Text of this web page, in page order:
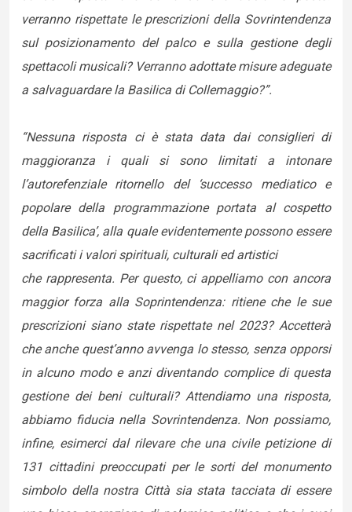
verranno rispettate le prescrizioni della Sovrintendenza
sul posizionamento del palco e sulla gestione degli
spettacoli musicali? Verranno adottate misure adeguate
a salvaguardare la Basilica di Collemaggio?”.
“Nessuna risposta ci è stata data dai consiglieri di
maggioranza i quali si sono limitati a intonare
l’autorefenziale ritornello del
‘successo mediatico e
popolare della programmazione portata al cospetto
della Basilica’, alla quale evidentemente possono essere
sacrificati i valori spirituali, culturali ed artistici
che rappresenta. Per questo, ci appelliamo con ancora
maggior forza alla Soprintendenza: ritiene che le sue
prescrizioni siano state rispettate nel 2023? Accetterà
che anche quest’anno avvenga lo stesso, senza opporsi
in alcuno modo e anzi diventando complice di questa
gestione dei beni culturali? Attendiamo una risposta,
abbiamo fiducia nella Sovrintendenza. Non possiamo,
infine, esimerci dal rilevare che una civile petizione di
131 cittadini preoccupati per le sorti del monumento
simbolo della nostra Città sia stata tacciata di essere